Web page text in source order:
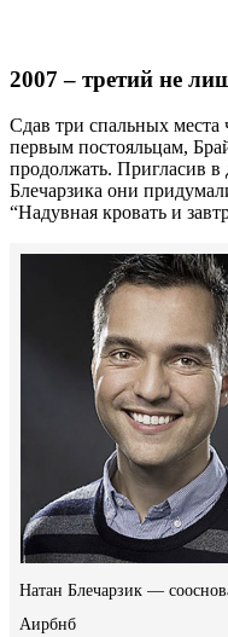
2007 – третий не
Сдав три спальных места
первым постояльцам,
продолжать. Пригласив в
Блечарзика они
“Надувная кровать и
Натан Блечарзик —
Аирбнб